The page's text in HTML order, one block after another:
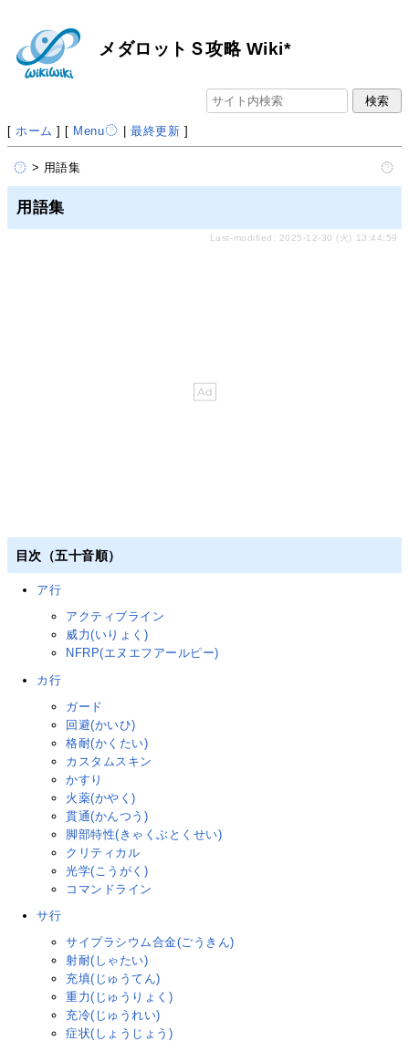
メダロットＳ攻略 Wiki*
[ ホーム ] [ Menu |最終更新 ]
> 用語集
用語集
Last-modified: 2025-12-30 (火) 13:44:59
目次（五十音順）
ア行
アクティブライン
威力(いりょく)
NFRP(エヌエフアールピー)
カ行
ガード
回避(かいひ)
格耐(かくたい)
カスタムスキン
かすり
火薬(かやく)
貫通(かんつう)
脚部特性(きゃくぶとくせい)
クリティカル
光学(こうがく)
コマンドライン
サ行
サイプラシウム合金(ごうきん)
射耐(しゃたい)
充填(じゅうてん)
重力(じゅうりょく)
充冷(じゅうれい)
症状(しょうじょう)